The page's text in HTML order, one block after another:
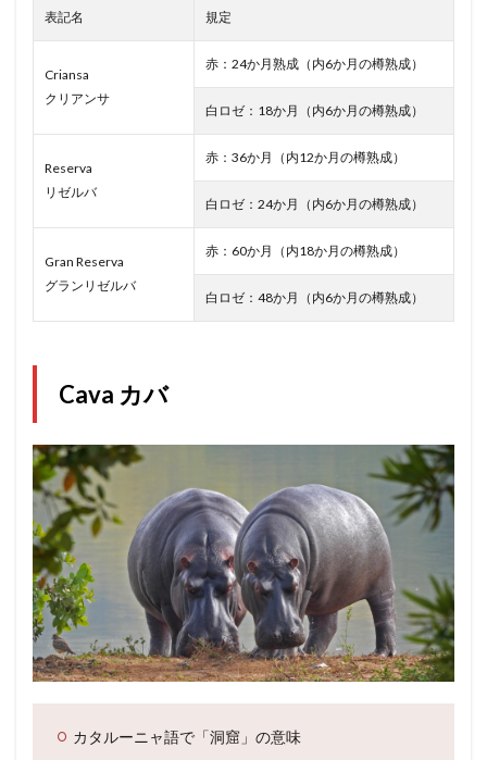
表記名 規定
Criansa
クリアンサ
赤：24か月熟成（内6か月の樽熟成）
白ロゼ：18か月（内6か月の樽熟成）
Reserva
リゼルバ
赤：36か月（内12か月の樽熟成）
白ロゼ：24か月（内6か月の樽熟成）
Gran Reserva
グランリゼルバ
赤：60か月（内18か月の樽熟成）
白ロゼ：48か月（内6か月の樽熟成）
Cava カバ
カタルーニャ語で「洞窟」の意味